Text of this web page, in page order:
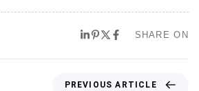
SHARE ON
PREVIOUS ARTICLE